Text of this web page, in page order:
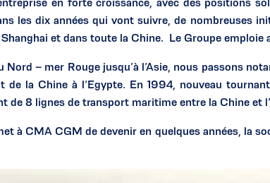
les dix années qui vont suivre, de nombreuses
et dans toute la Chine. Le Groupe
– mer Rouge jusqu’à l’Asie, nous passons
la Chine à l’Egypte. En 1994, nouveau
de 8 lignes de transport maritime entre la Chine et
à CMA CGM de devenir en quelques années, la